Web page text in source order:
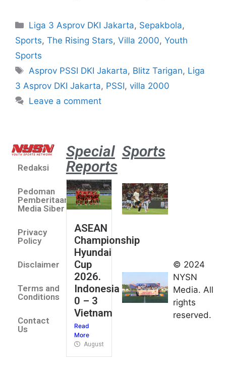
Liga 3 Asprov DKI Jakarta, Sepakbola,
Sports, The Rising Stars, Villa 2000, Youth
Sports
Asprov PSSI DKI Jakarta, Blitz Tarigan, Liga
3 Asprov DKI Jakarta, PSSI, villa 2000
Leave a comment
Redaksi
Pedoman
Pemberitaan
Media Siber
Privacy
Policy
Disclaimer
Terms and
Conditions
Contact
Us
Special
Reports
ASEAN
Championship
Hyundai
Cup
2026.
Indonesia
0 – 3
Vietnam
Read
More
August 4, 2026
Sports
umum
Kejurnas
Panahan
Junior di
Kudus
© 2024
NYSN
Media. All
rights
reserved.